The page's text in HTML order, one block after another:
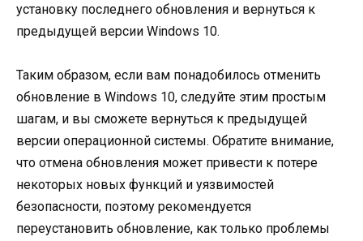
установку последнего обновления и вернуться к
предыдущей версии Windows 10.
Таким образом, если вам понадобилось отменить
обновление в Windows 10, следуйте этим простым
шагам, и вы сможете вернуться к предыдущей
версии операционной системы. Обратите внимание,
что отмена обновления может привести к потере
некоторых новых функций и уязвимостей
безопасности, поэтому рекомендуется
переустановить обновление, как только проблемы